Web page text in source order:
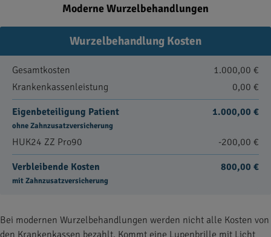
Moderne Wurzelbehandlungen
Wurzelbehandlung Kosten
Gesamtkosten
1.000,00 €
Krankenkassenleistung
0,00 €
Eigenbeteiligung Patient
ohne Zahnzusatzversicherung
1.000,00 €
HUK24 ZZ Pro90 -200,00 €
Verbleibende Kosten
mit Zahnzusatzversicherung
800,00 €
Bei modernen Wurzelbehandlungen werden nicht alle Kosten von
den Krankenkassen bezahlt. Kommt eine Lupenbrille mit Licht